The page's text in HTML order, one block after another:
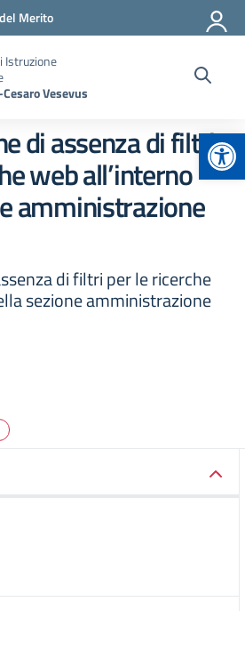
Merito
Istruzione
Vesevus
di assenza di filtri
web all’interno
amministrazione
di filtri per le ricerche
sezione amministrazione